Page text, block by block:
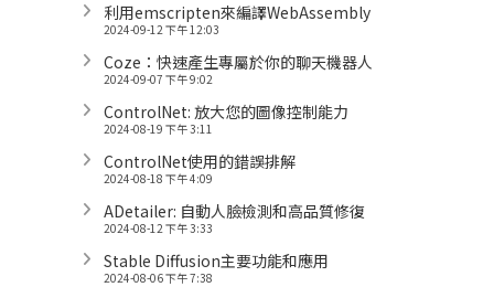
利用emscripten來編譯WebAssembly
2024-09-12 下午 12:03
Coze：快速產生專屬於你的聊天機器人
2024-09-07 下午 9:02
ControlNet: 放大您的圖像控制能力
2024-08-19 下午 3:11
ControlNet使用的錯誤排解
2024-08-18 下午 4:09
ADetailer: 自動人臉檢測和高品質修復
2024-08-12 下午 3:33
Stable Diffusion主要功能和應用
2024-08-06 下午 7:38